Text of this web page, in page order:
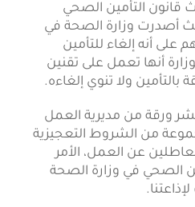
قانون التأمين الصحي
أصدرت وزارة الصحة في
على أنه إلغاء للتأمين
أنها تعمل على تقنين
بالتأمين ولا تنوي إلغاءه.
ورقة من مديرية العمل
من الشروط التعجيزية
عن العمل، الأمر
الصحي في وزارة الصحة